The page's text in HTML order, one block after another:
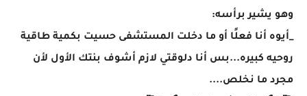
وهو يشير برأسه:
_أيوه أنا فعلًا أو ما دخلت المستشفى حسيت بكمية طاقية
روحيه كبيره...بس أنا دلوقتي لازم أشوف بنتك الأول لأن
مجرد ما نخلص....